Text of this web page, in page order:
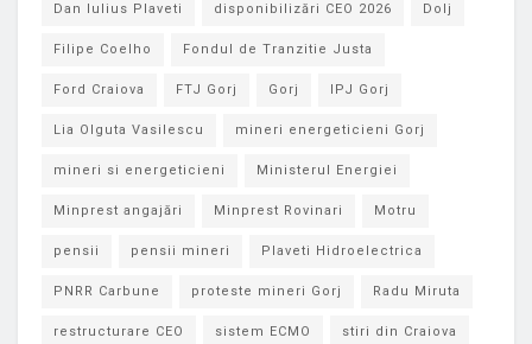
Dan Iulius Plaveti disponibilizări CEO 2026 Dolj
Filipe Coelho Fondul de Tranzitie Justa
Ford Craiova FTJ Gorj Gorj IPJ Gorj
Lia Olguta Vasilescu mineri energeticieni Gorj
mineri si energeticieni Ministerul Energiei
Minprest angajări Minprest Rovinari Motru
pensii pensii mineri Plaveti Hidroelectrica
PNRR Carbune proteste mineri Gorj Radu Miruta
restructurare CEO sistem ECMO stiri din Craiova